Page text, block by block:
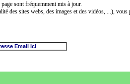
sont fréquemment mis à jour.
des sites webs, des images et des vidéos, ...),